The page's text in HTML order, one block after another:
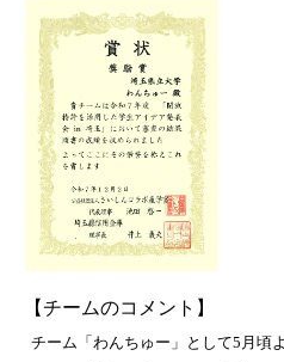
【チームのコメント】
チーム「わんちゅー」として5月頃